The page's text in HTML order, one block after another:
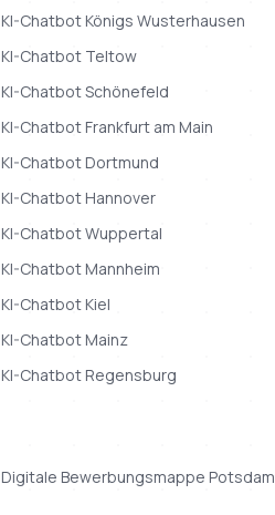
KI-ChatbotKönigs Wusterhausen
KI-Chatbot Teltow
KI-ChatbotSchönefeld
KI-ChatbotFrankfurt am Main
KI-ChatbotDortmund
KI-ChatbotHannover
KI-ChatbotWuppertal
KI-ChatbotMannheim
KI-ChatbotKiel
KI-ChatbotMainz
KI-ChatbotRegensburg
Digitale Bewerbungsmappe Potsdam